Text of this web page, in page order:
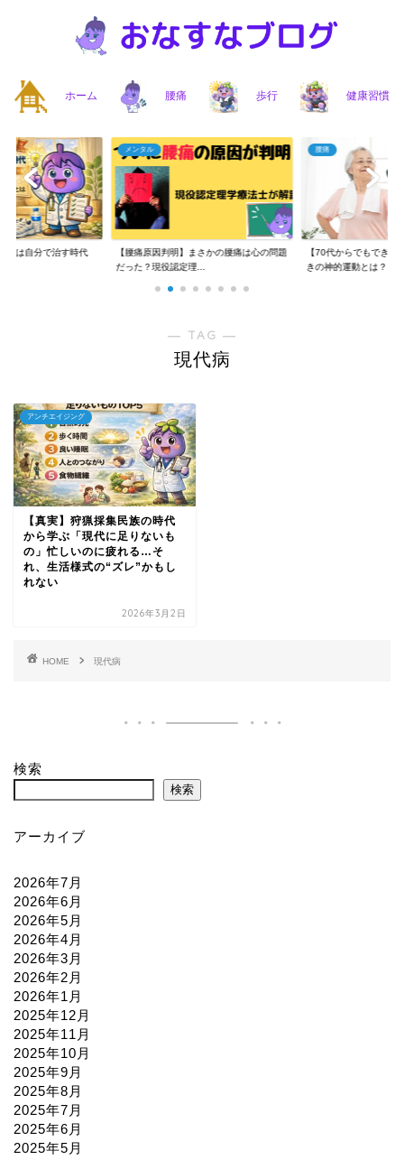
ホーム 腰痛 歩行 健康習慣
痛は自分で治す時代
メンタル
【腰痛原因判明】まさかの腰痛は心の問題
だった？現役認定理...
腰痛
【70代からでもできる
きの神的運動とは？...
― TAG ―
現代病
アンチエイジング
【真実】狩猟採集民族の時代
から学ぶ「現代に足りないも
の」忙しいのに疲れる…そ
れ、生活様式の“ズレ”かもし
れない
2026年3月2日
HOME 現代病
検索
検索
アーカイブ
2026年7月
2026年6月
2026年5月
2026年4月
2026年3月
2026年2月
2026年1月
2025年12月
2025年11月
2025年10月
2025年9月
2025年8月
2025年7月
2025年6月
2025年5月